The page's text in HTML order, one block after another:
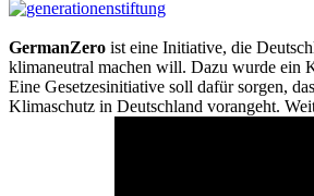
GermanZero ist eine Initiative, die
klimaneutral machen will. Dazu wurde ein
Eine Gesetzesinitiative soll dafür sorgen,
Klimaschutz in Deutschland vorangeht.